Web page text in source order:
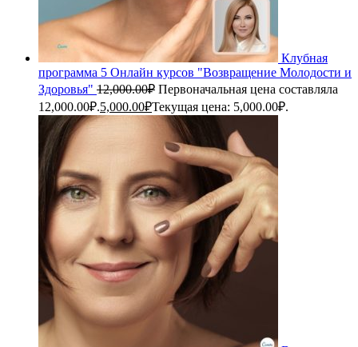
Клубная
программа 5 Онлайн курсов "Возвращение Молодости и
Здоровья" 12,000.00₽ Первоначальная цена составляла
12,000.00₽.5,000.00₽Текущая цена: 5,000.00₽.